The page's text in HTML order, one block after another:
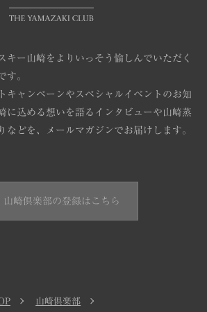
キー山崎をよりいっそう愉しんでいただく
す。
キャンペーンやスペシャルイベントのお知
に込める想いを語るインタビューや山崎蒸
などを、メールマガジンでお届けします。
山崎倶楽部の登録はこちら
山崎倶楽部